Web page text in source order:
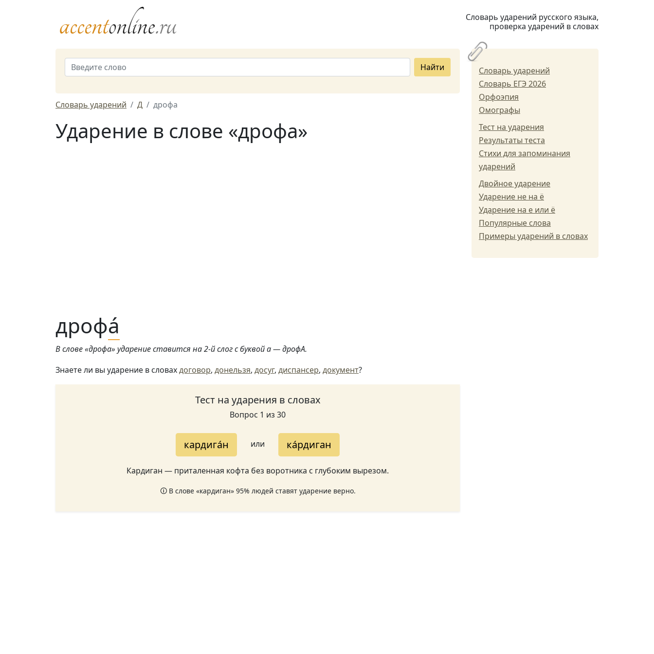
Словарь ударений русского языка,
проверка ударений в словах
Найти
Словарь ударений Д дрофа
Ударение в слове «дрофа»
дрофа́
В слове «дрофа» ударение ставится на 2-й слог с буквой а — дрофА.
Знаете ли вы ударение в словахдоговор, донельзя, досуг, диспансер, документ?
Тест на ударения в словах
Вопрос 1 из 30
кардига́н или ка́рдиган
Кардиган — приталенная кофта без воротника с глубоким вырезом.
🛈 В слове «кардиган» 95% людей ставят ударение верно.
Словарь ударений
Словарь ЕГЭ 2026
Орфоэпия
Омографы
Тест на ударения
Результаты теста
Стихи для запоминания
ударений
Двойное ударение
Ударение не на ё
Ударение на е или ё
Популярные слова
Примеры ударений в словах